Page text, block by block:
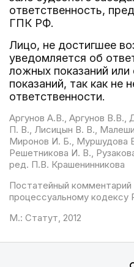
ответственность,
ГПК РФ.
Лицо, не достигшее
уведомляется об
ложных показаний или
показаний, так как не
ответственности.
Аргунов А.В., Аргунов В.В.,
П. В., Лисицын В. В.,
Миронов И. Б., Муршудова
Решетникова И. В.,
ред. П.В. Крашенинникова
Постатейный
процессуальному
М.: Статут, 2012